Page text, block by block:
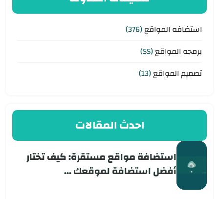
استضافه المواقع(376)
برمجه المواقع(55)
تصميم المواقع(13)
احدث المقالات
استضافة مواقع مستقرة: كيف تختار
أفضل استضافة لموقعك ...